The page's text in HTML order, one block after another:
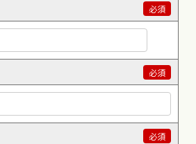
必須
必須
必須